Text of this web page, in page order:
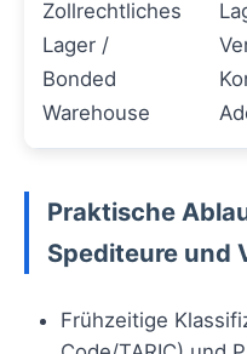
Zollrechtliches
Lager /
Bonded
Warehouse
Praktische
Spediteure und
Frühzeitige